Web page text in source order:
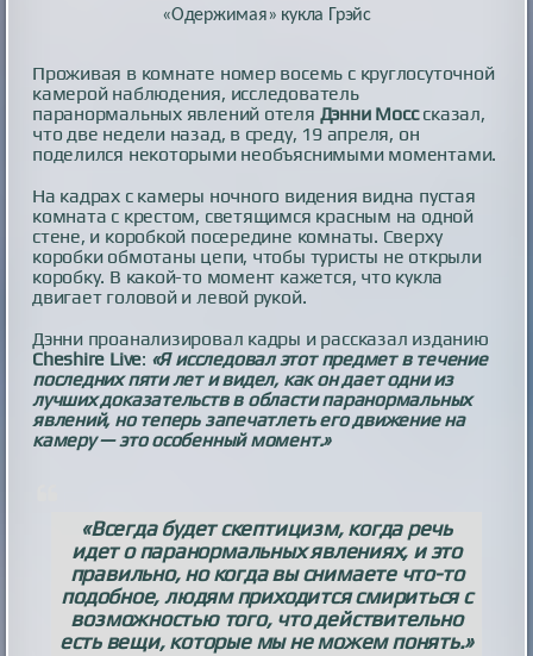
«Одержимая» кукла Грэйс
Проживая в комнате номер восемь с круглосуточной
камерой наблюдения, исследователь
паранормальных явлений отеля Дэнни Мосссказал,
что две недели назад, в среду, 19 апреля, он
поделился некоторыми необъяснимыми моментами.
На кадрах с камеры ночного видения видна пустая
комната с крестом, светящимся красным на одной
стене, и коробкой посередине комнаты. Сверху
коробки обмотаны цепи, чтобы туристы не открыли
коробку. В какой-то момент кажется, что кукла
двигает головой и левой рукой.
Дэнни проанализировал кадры и рассказал изданию
Cheshire Live: «Я исследовал этот предмет в течение
последних пяти лет и видел, как он дает одни из
лучших доказательств в области паранормальных
явлений, но теперь запечатлеть его движение на
камеру — это особенный момент.»
«Всегда будет скептицизм, когда речь
идет о паранормальных явлениях, и это
правильно, но когда вы снимаете что-то
подобное, людям приходится смириться с
возможностью того, что действительно
есть вещи, которые мы не можем понять.»